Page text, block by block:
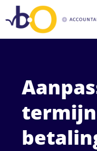
termijn